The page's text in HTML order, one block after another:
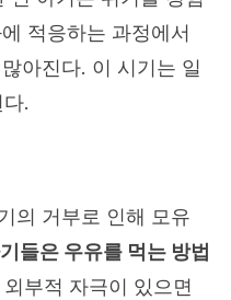
적응하는 과정에서
아진다. 이 시기는 일
.
의 거부로 인해 모유
들은 우유를 먹는 방법
부적 자극이 있으면